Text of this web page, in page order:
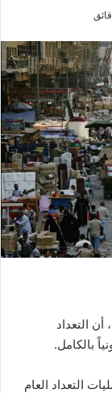
أن التعداد
بالكامل.
التعداد العام